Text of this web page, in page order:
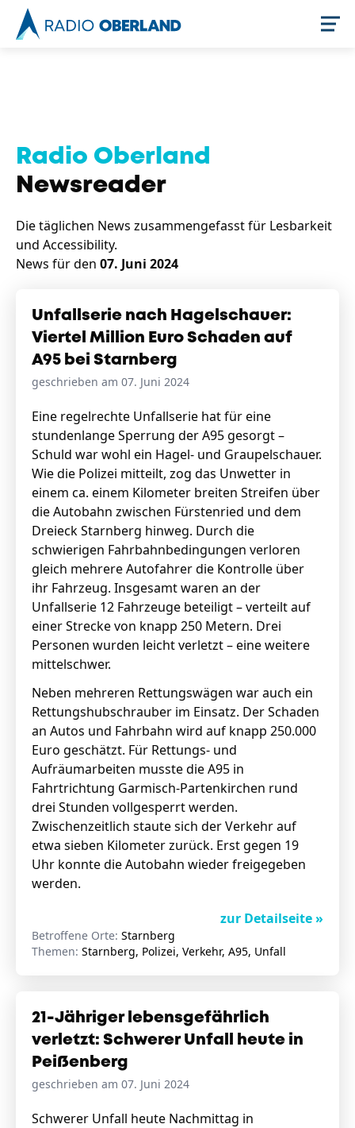
Newsreader
Stellenangebote
Unternehmen
Das geheime Geräusch
Fotobox
Amphibienschutz
Team
Service
Nachgehört
Newsletter
Handwerker
Radio Oberland
Newsreader
Die täglichen News zusammengefasst für Lesbarkeit
und Accessibility.
News für den 07. Juni 2024
Unfallserie nach Hagelschauer:
Viertel Million Euro Schaden auf
A95 bei Starnberg
geschrieben am 07. Juni 2024
Eine regelrechte Unfallserie hat für eine
stundenlange Sperrung der A95 gesorgt –
Schuld war wohl ein Hagel- und Graupelschauer.
Wie die Polizei mitteilt, zog das Unwetter in
einem ca. einem Kilometer breiten Streifen über
die Autobahn zwischen Fürstenried und dem
Dreieck Starnberg hinweg. Durch die
schwierigen Fahrbahnbedingungen verloren
gleich mehrere Autofahrer die Kontrolle über
ihr Fahrzeug. Insgesamt waren an der
Unfallserie 12 Fahrzeuge beteiligt – verteilt auf
einer Strecke von knapp 250 Metern. Drei
Personen wurden leicht verletzt – eine weitere
mittelschwer.
Neben mehreren Rettungswägen war auch ein
Rettungshubschrauber im Einsatz. Der Schaden
an Autos und Fahrbahn wird auf knapp 250.000
Euro geschätzt. Für Rettungs- und
Aufräumarbeiten musste die A95 in
Fahrtrichtung Garmisch-Partenkirchen rund
drei Stunden vollgesperrt werden.
Zwischenzeitlich staute sich der Verkehr auf
etwa sieben Kilometer zurück. Erst gegen 19
Uhr konnte die Autobahn wieder freigegeben
werden.
zur Detailseite »
Betroffene Orte: Starnberg
Themen: Starnberg, Polizei, Verkehr, A95, Unfall
21-Jähriger lebensgefährlich
verletzt: Schwerer Unfall heute in
Peißenberg
geschrieben am 07. Juni 2024
Schwerer Unfall heute Nachmittag in